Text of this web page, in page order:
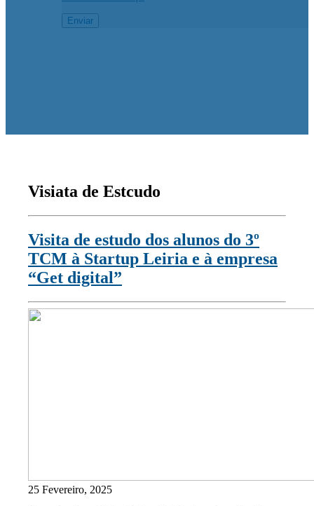
Visiata de Estcudo
Visita de estudo dos alunos do 3º
TCM à Startup Leiria e à empresa
“Get digital”
25 Fevereiro, 2025